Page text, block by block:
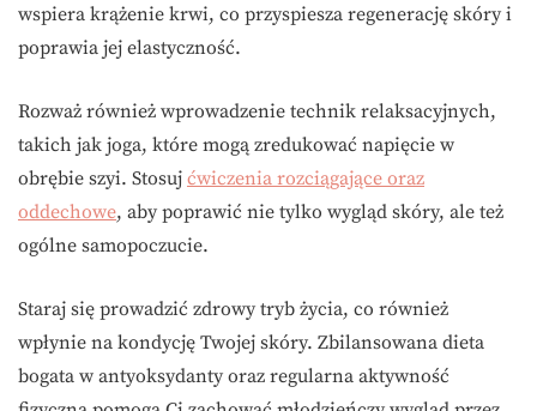
wspiera krążenie krwi, co przyspiesza regenerację skóry i
poprawia jej elastyczność.
Rozważ również wprowadzenie technik relaksacyjnych,
takich jak joga, które mogą zredukować napięcie w
obrębie szyi. Stosuj ćwiczenia rozciągające oraz
oddechowe, aby poprawić nie tylko wygląd skóry, ale też
ogólne samopoczucie.
Staraj się prowadzić zdrowy tryb życia, co również
wpłynie na kondycję Twojej skóry. Zbilansowana dieta
bogata w antyoksydanty oraz regularna aktywność